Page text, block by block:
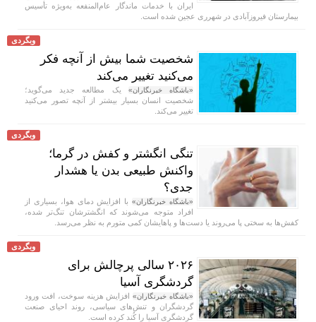
ایران با خدمات ماندگار عام‌المنفعه به‌ویژه تأسیس
بیمارستان فیروزآبادی در شهرری عجین شده است.
وبگردی
شخصیت شما بیش از آنچه فکر
می‌کنید تغییر می‌کند
«باشگاه خبرنگاران» یک مطالعه جدید می‌گوید؛
شخصیت انسان بسیار بیشتر از آنچه تصور می‌کنید
تغییر می‌کند.
وبگردی
تنگی انگشتر و کفش در گرما؛
واکنش طبیعی بدن یا هشدار
جدی؟
«باشگاه خبرنگاران»با افزایش دمای هوا، بسیاری از
افراد متوجه می‌شوند که انگشترشان تنگ‌تر شده،
کفش‌ها به سختی پا می‌روند یا دست‌ها و پاهایشان کمی متورم به نظر می‌رسد.
وبگردی
۲۰۲۶ سالی پرچالش برای
گردشگری آسیا
«باشگاه خبرنگاران»افزایش هزینه سوخت، افت ورود
گردشگران و تنش‌های سیاسی، روند احیای صنعت
گردشگری آسیا را کُند کرده است.